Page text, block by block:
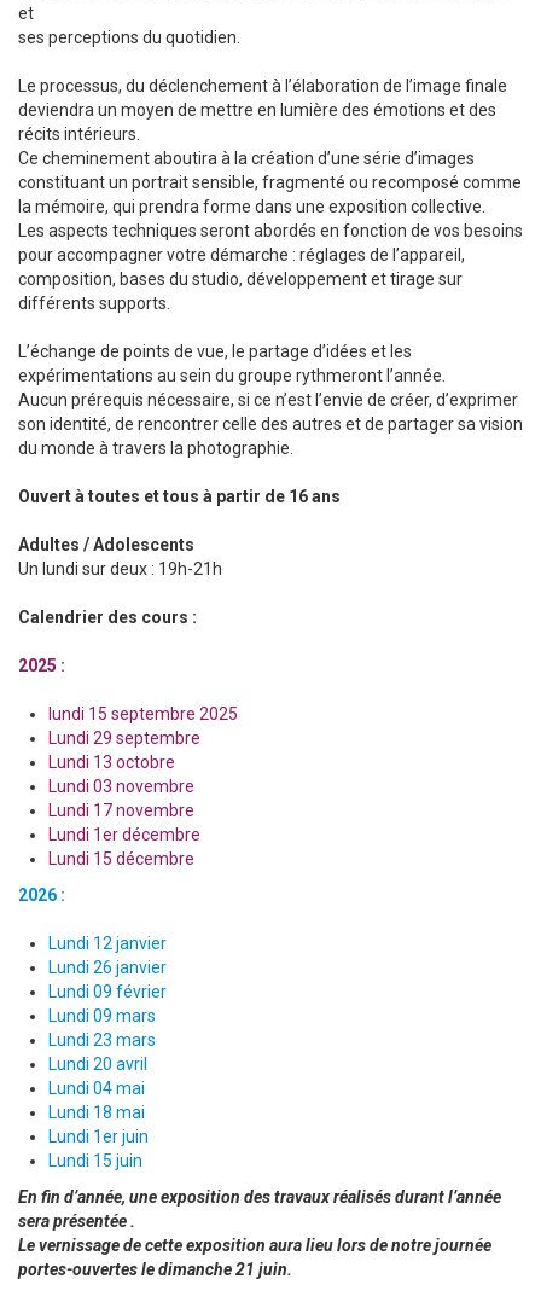
et
ses perceptions du quotidien.
Le processus, du déclenchement à l’élaboration de l’image finale
deviendra un moyen de mettre en lumière des émotions et des
récits intérieurs.
Ce cheminement aboutira à la création d’une série d’images
constituant un portrait sensible, fragmenté ou recomposé comme
la mémoire, qui prendra forme dans une exposition collective.
Les aspects techniques seront abordés en fonction de vos besoins
pour accompagner votre démarche : réglages de l’appareil,
composition, bases du studio, développement et tirage sur
différents supports.
L’échange de points de vue, le partage d’idées et les
expérimentations au sein du groupe rythmeront l’année.
Aucun prérequis nécessaire, si ce n’est l’envie de créer, d’exprimer
son identité, de rencontrer celle des autres et de partager sa vision
du monde à travers la photographie.
Ouvert à toutes et tous à partir de 16 ans
Adultes / Adolescents
Un lundi sur deux : 19h-21h
Calendrier des cours :
2025 :
lundi 15 septembre 2025
Lundi 29 septembre
Lundi 13 octobre
Lundi 03 novembre
Lundi 17 novembre
Lundi 1er décembre
Lundi 15 décembre
2026 :
Lundi 12 janvier
Lundi 26 janvier
Lundi 09 février
Lundi 09 mars
Lundi 23 mars
Lundi 20 avril
Lundi 04 mai
Lundi 18 mai
Lundi 1er juin
Lundi 15 juin
En fin d’année, une exposition des travaux réalisés durant l’année
sera présentée .
Le vernissage de cette exposition aura lieu lors de notre journée
portes-ouvertes le dimanche 21 juin.